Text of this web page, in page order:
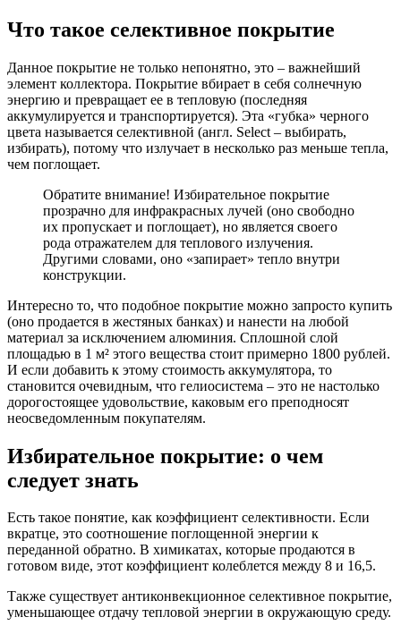
Что такое селективное покрытие
Данное покрытие не только непонятно, это – важнейший
элемент коллектора. Покрытие вбирает в себя солнечную
энергию и превращает ее в тепловую (последняя
аккумулируется и транспортируется). Эта «губка» черного
цвета называется селективной (англ. Select – выбирать,
избирать), потому что излучает в несколько раз меньше тепла,
чем поглощает.
Обратите внимание! Избирательное покрытие
прозрачно для инфракрасных лучей (оно свободно
их пропускает и поглощает), но является своего
рода отражателем для теплового излучения.
Другими словами, оно «запирает» тепло внутри
конструкции.
Интересно то, что подобное покрытие можно запросто купить
(оно продается в жестяных банках) и нанести на любой
материал за исключением алюминия. Сплошной слой
площадью в 1 м² этого вещества стоит примерно 1800 рублей.
И если добавить к этому стоимость аккумулятора, то
становится очевидным, что гелиосистема – это не настолько
дорогостоящее удовольствие, каковым его преподносят
неосведомленным покупателям.
Избирательное покрытие: о чем
следует знать
Есть такое понятие, как коэффициент селективности. Если
вкратце, это соотношение поглощенной энергии к
переданной обратно. В химикатах, которые продаются в
готовом виде, этот коэффициент колеблется между 8 и 16,5.
Также существует антиконвекционное селективное покрытие,
уменьшающее отдачу тепловой энергии в окружающую среду.